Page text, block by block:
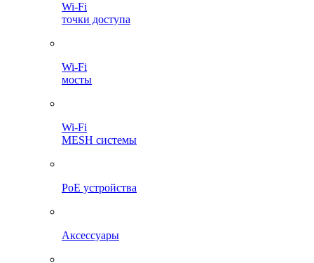
Wi-Fi
точки доступа
Wi-Fi
мосты
Wi-Fi
MESH системы
PoE устройства
Аксессуары